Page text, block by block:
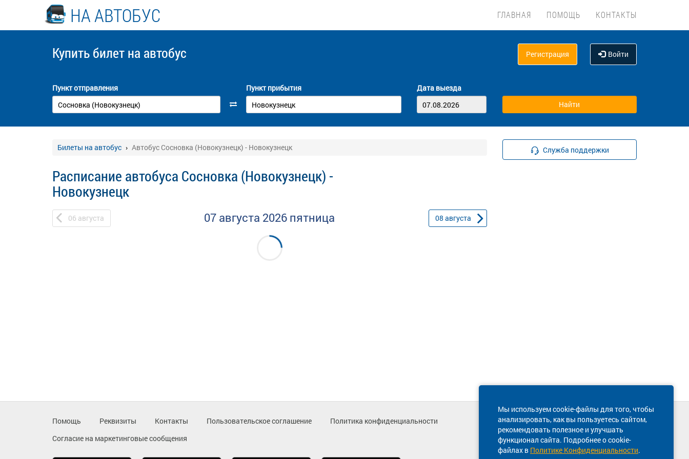
НА АВТОБУС ГЛАВНАЯ ПОМОЩЬ КОНТАКТЫ
Купить билет на автобус Регистрация Войти
Пункт отправления Пункт прибытия Дата выезда
Билеты на автобус Автобус Сосновка (Новокузнецк) - Новокузнецк
Расписание автобуса Сосновка (Новокузнецк) -
Новокузнецк
06 августа 07 августа 2026 пятница 08 августа
Служба поддержки
Мы используем cookie-файлы для того, чтобы
анализировать, как вы пользуетесь сайтом,
рекомендовать полезное и улучшать
функционал сайта. Подробнее о cookie-
файлах в Политике Конфиденциальности.
Помощь Реквизиты Контакты Пользовательское соглашение
Политика конфиденциальности
Согласие на маркетинговые сообщения
Техническая поддержка сайта
8 800 600-03-38